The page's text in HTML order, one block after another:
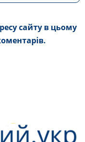
сайту в цьому